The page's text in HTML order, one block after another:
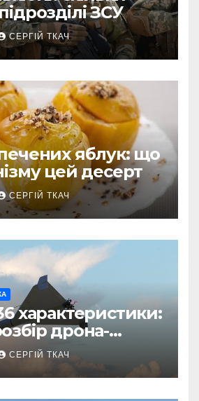
ЗСУ
СЕРГІЙ ТКАЧ
яблук: що
цей десерт
СЕРГІЙ ТКАЧ
характеристики:
дрона-
СЕРГІЙ ТКАЧ